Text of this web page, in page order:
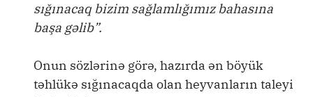
sığınacaq bizim sağlamlığımız bahasına
başa gəlib”.
Onun sözlərinə görə, hazırda ən böyük
təhlükə sığınacaqda olan heyvanların taleyi